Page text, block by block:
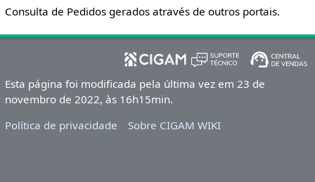
Consulta de Pedidos gerados através de outros portais.
Esta página foi modificada pela última vez em 23 de
novembro de 2022, às 16h15min.
Política de privacidade
Sobre CIGAM WIKI